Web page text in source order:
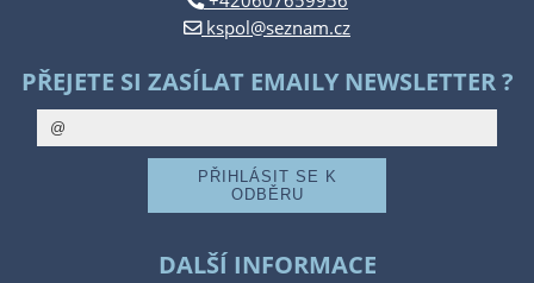
kspol@seznam.cz
PŘEJETE SI ZASÍLAT EMAILY NEWSLETTER ?
DALŠÍ INFORMACE